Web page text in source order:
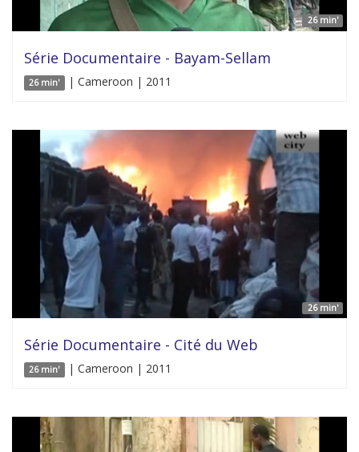
26 min'
Série Documentaire - Bayam-Sellam
26 min' | Cameroon | 2011
26 min'
Série Documentaire - Cité du Web
26 min' | Cameroon | 2011